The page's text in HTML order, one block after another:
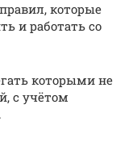
которые
и работать со
которыми не
с учётом